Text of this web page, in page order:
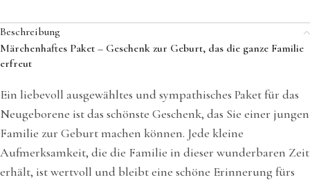
Beschreibung
Märchenhaftes Paket – Geschenk zur Geburt, das die ganze Familie
erfreut
Ein liebevoll ausgewähltes und sympathisches Paket für das
Neugeborene ist das schönste Geschenk, das Sie einer jungen
Familie zur Geburt machen können. Jede kleine
Aufmerksamkeit, die die Familie in dieser wunderbaren Zeit
erhält, ist wertvoll und bleibt eine schöne Erinnerung fürs